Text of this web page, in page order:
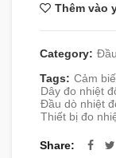
Thêm vào
Category:
Tags: Cảm
Dây đo nhiệt
Đầu dò nhiệt
Thiết bị đo
Share